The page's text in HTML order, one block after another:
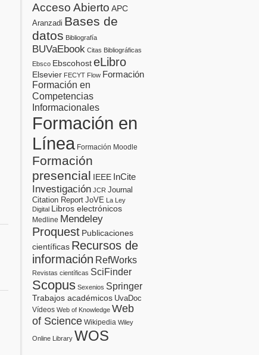
Acceso Abierto APC
Aranzadi Bases de
datos Bibliografía
BUVaEbook Citas Bibliográficas
Ebsco EbscohosteLibro
Elsevier FECYT Flow Formación
Formación en
Competencias
Informacionales
Formación en
Línea Formación Moodle
Formación
presencial IEEE InCite
Investigación JCR Journal
Citation Report JoVE La Ley
Digital Libros electrónicos
Medline Mendeley
Proquest Publicaciones
científicas Recursos de
información RefWorks
Revistas científicas SciFinder
Scopus Sexenios Springer
Trabajos académicos UvaDoc
Vídeos Web of Knowledge Web
of Science Wikipedia Wiley
Online Library WOS